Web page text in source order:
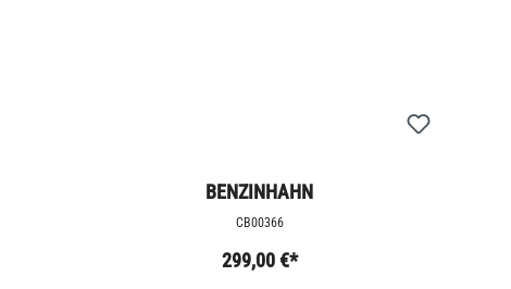
BENZINHAHN
CB00366
299,00 €*